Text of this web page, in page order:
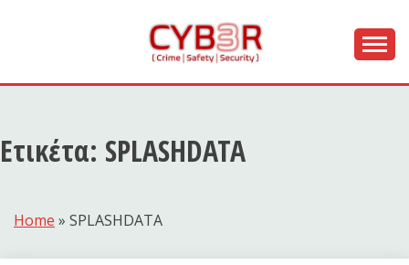
CYB3R
Ετικέτα: SPLASHDATA
Home » SPLASHDATA